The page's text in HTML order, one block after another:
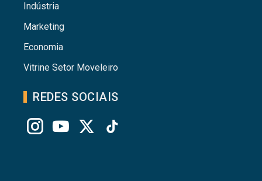
Indústria
Marketing
Economia
Vitrine Setor Moveleiro
REDES SOCIAIS